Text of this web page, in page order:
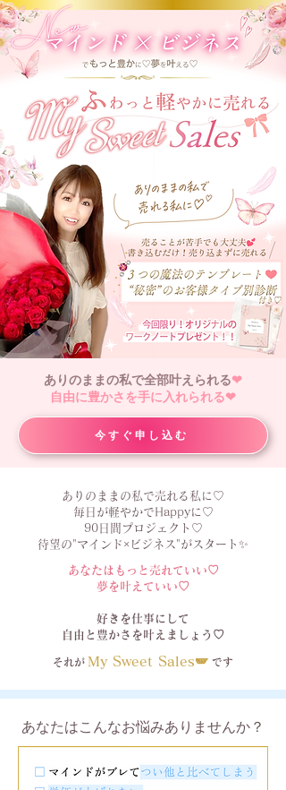
ありのままの私で全部叶えられる❤︎
自由に豊かさを手に入れられる❤︎
今すぐ申し込む
ありのままの私で売れる私に♡
毎日が軽やかでHappyに♡
90日間プロジェクト♡
待望の"マインド×ビジネス"がスタート✨
あなたはもっと売れていい♡
夢を叶えていい♡
好きを仕事にして
自由と豊かさを叶えましょう♡
それが My Sweet Sales🪽 です
あなたはこんなお悩みありませんか？